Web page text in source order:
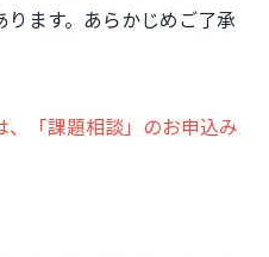
ます。あらかじめご了承
「課題相談」のお申込み